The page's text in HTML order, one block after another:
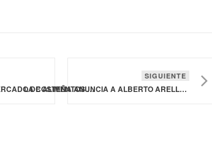
SE PREVÉ QUE MERCADO DE ALIMENTOS RICOS EN PROTEÍNAS CREZCA A 50,200 MDD 2028
SIGUIENTE
LA COSTEÑA ANUNCIA A ALBERTO ARELLANO COMO SU NUEVO DIRECTOR GENERAL